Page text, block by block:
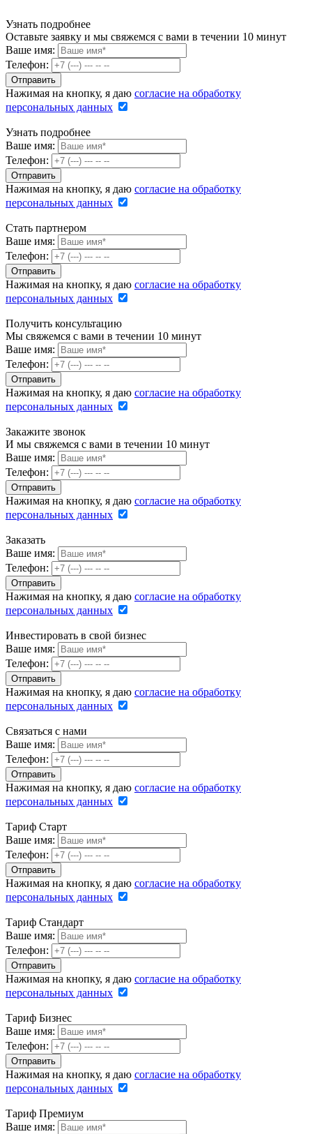
Узнать подробнее
Оставьте заявку и мы свяжемся с вами в течении 10 минут
Ваше имя:
Телефон:
Нажимая на кнопку, я даю согласие на обработку
персональных данных
Узнать подробнее
Ваше имя:
Телефон:
Нажимая на кнопку, я даю согласие на обработку
персональных данных
Стать партнером
Ваше имя:
Телефон:
Нажимая на кнопку, я даю согласие на обработку
персональных данных
Получить консультацию
Мы свяжемся с вами в течении 10 минут
Ваше имя:
Телефон:
Нажимая на кнопку, я даю согласие на обработку
персональных данных
Закажите звонок
И мы свяжемся с вами в течении 10 минут
Ваше имя:
Телефон:
Нажимая на кнопку, я даю согласие на обработку
персональных данных
Заказать
Ваше имя:
Телефон:
Нажимая на кнопку, я даю согласие на обработку
персональных данных
Инвестировать в свой бизнес
Ваше имя:
Телефон:
Нажимая на кнопку, я даю согласие на обработку
персональных данных
Связаться с нами
Ваше имя:
Телефон:
Нажимая на кнопку, я даю согласие на обработку
персональных данных
Тариф Старт
Ваше имя:
Телефон:
Нажимая на кнопку, я даю согласие на обработку
персональных данных
Тариф Стандарт
Ваше имя:
Телефон:
Нажимая на кнопку, я даю согласие на обработку
персональных данных
Тариф Бизнес
Ваше имя:
Телефон:
Нажимая на кнопку, я даю согласие на обработку
персональных данных
Тариф Премиум
Ваше имя: